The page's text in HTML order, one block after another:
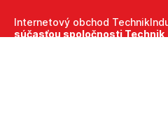
Internetový obchod
súčasťou spoločnosti Technik